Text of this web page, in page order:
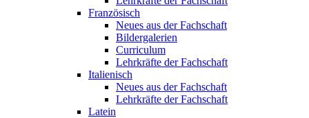
Französisch
Neues aus der Fachschaft
Bildergalerien
Curriculum
Lehrkräfte der Fachschaft
Italienisch
Neues aus der Fachschaft
Lehrkräfte der Fachschaft
Latein